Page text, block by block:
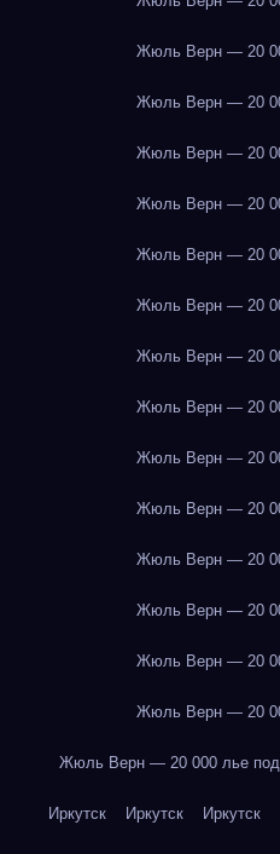
Жюль Верн — 20
Жюль Верн — 20
Жюль Верн — 20
Жюль Верн — 20
Жюль Верн — 20
Жюль Верн — 20
Жюль Верн — 20
Жюль Верн — 20
Жюль Верн — 20
Жюль Верн — 20
Жюль Верн — 20
Жюль Верн — 20
Жюль Верн — 20
Жюль Верн — 20
Жюль Верн — 20 000 лье под
Иркутск Иркутск Иркутск